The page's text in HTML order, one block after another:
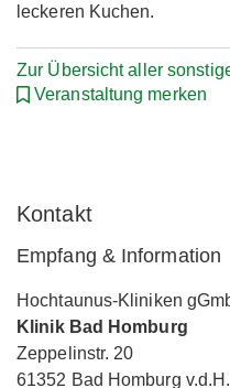
leckeren Kuchen.
Zur Übersicht aller
Veranstaltung merken
Kontakt
Empfang & Information
Hochtaunus-Kliniken
Klinik Bad Homburg
Zeppelinstr. 20
61352 Bad Homburg v.d.H.